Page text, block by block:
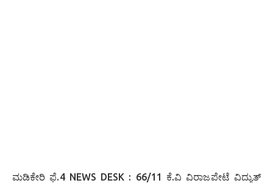
ಮಡಿಕೇರಿ ಫೆ.4 NEWS DESK : 66/11 ಕೆ.ವಿ ವಿರಾಜಪೇಟೆ ವಿದ್ಯುತ್